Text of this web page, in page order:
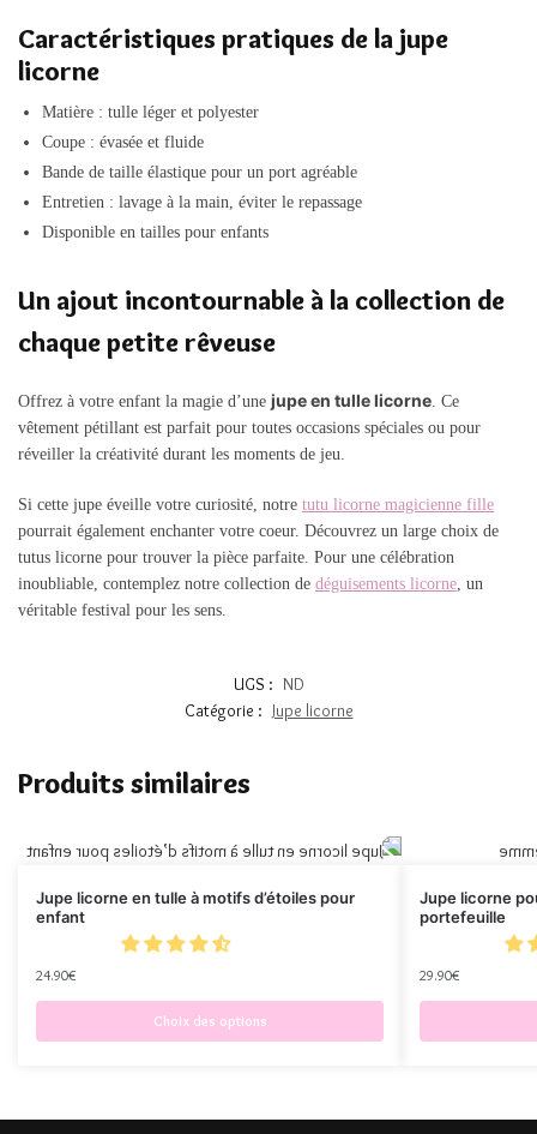
Caractéristiques pratiques de la jupe
licorne
Matière : tulle léger et polyester
Coupe : évasée et fluide
Bande de taille élastique pour un port agréable
Entretien : lavage à la main, éviter le repassage
Disponible en tailles pour enfants
Un ajout incontournable à la collection de
chaque petite rêveuse
Offrez à votre enfant la magie d’une jupe en tulle licorne. Ce
vêtement pétillant est parfait pour toutes occasions spéciales ou pour
réveiller la créativité durant les moments de jeu.
Si cette jupe éveille votre curiosité, notre tutu licorne magicienne fille
pourrait également enchanter votre coeur. Découvrez un large choix de
tutus licorne pour trouver la pièce parfaite. Pour une célébration
inoubliable, contemplez notre collection de déguisements licorne , un
véritable festival pour les sens.
UGS : ND
Catégorie : Jupe licorne
Produits similaires
Jupe licorne en tulle à motifs d’étoiles pour
enfant
24.90€
Choix des options
Jupe licorne
portefeuille
29.90€